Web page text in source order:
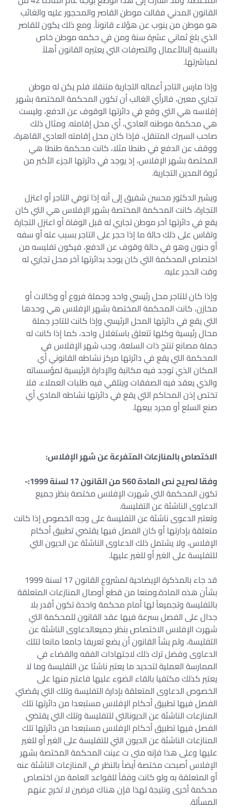
القانون المدني فقالت موطن القاصر والمحجور عليه والغائب
هو موطن من ينوب عن هؤلاء قانوناً. ومع ذلك يكون للقاصر
الذي بلغ ثماني عشرة سنة ومن في حكمه موطن خاص
بالنسبة إلىالأعمال والتصرفات التي يعتبره القانون أهلاً
لمباشرتها.
وإذا مارس التاجر أعماله التجارية متنقلا فلم يكن له موطن
تجاري معين، فالرأي الغالب أن تكون المحكمة المختصة بشهر
إفلاسه هي التي وقع في دائرتها الوقوف عن الدفع، وليست
هي محكمة موطنه العادي، أي محل إقامته. ومثال ذلك
صاحب السيرك المتنقل، فإذا كان محل إقامته العادي القاهرة،
ووقف عن الدفع في طنطا مثلا، كانت محكمة طنطا هي
المختصة بشهر الإفلاس، إذ يوجد في دائرتها الجزء الأكبر من
ثروة المدين التجارية.
ويشير الدكتور محسن شفيق إلى أنه إذا توفي التاجر أو اعتزل
التجارة، كانت المحكمة المختصة بشهر الإفلاس هي التي كان
يقع في دائرتها آخر موطن تجاري له قبل الوفاة أو اعتزل التجارة
وتقاس على ذلك حالة ما إذا حجر على التاجر بسبب عته أو سفه
أو جنون وهو في حالة وقوف عن الدفع، فيكون تفليسه من
اختصاص المحكمة التي كان يوجد بدائرتها آخر محل تجاري له
وقت الحجر عليه.
وإذا كان للتاجر محل رئيسي واحد وجملة فروع أو وكالات أو
مخازن، كانت المحكمة المختصة بشهر الإفلاس هي وحدها
التي يقع في دائرتها المحل الرئيسي وإذا كانت للتاجر جملة
محال رئيسية وكلها تتعلق باستغلال واحد، كما إذا كانت له
جملة مصانع تنتج ذات السلعة، وجب شهر الإفلاس في
المحكمة التي يقع في دائرتها مركز نشاطه القانوني أي
المكان الذي توجد فيه مكاتبة والإدارة الرئيسية لمؤسساته
والذي يعقد فيه الصفقات ويتلقي فيه طلبات العملاء. فلا
تختص إذن المحاكم التي يقع في دائرتها نشاطه المادي أي
صنع السلع أو مجرد بيعها.
الاختصاص بالمنازعات المتفرعة عن شهر الإفلاس:
وفقا لصريح نص المادة 560 من القانون 17 لسنة 1999:-
تكون المحكمة التي شهرت الإفلاس مختصة بنظر جميع
الدعاوى الناشئة عن التفليسة.
وتعتبر الدعوى ناشئة عن التفليسة على وجه الخصوص إذا كانت
متعلقة بإدارتها أو كان الفصل فيها يقتضي تطبيق أحكام
الإفلاس، ولا يشتمل ذلك الدعاوى الناشئة عن الديون التي
للتفليسة على الغير أو للغير عليها.
قد جاء بالمذكرة الإيضاحية لمشروع القانون 17 لسنة 1999
بشأن هذه المادة.ومنعا من قطع أوصال المنازعات المتعلقة
بالتفليسة وتجميعاً لها أمام محكمة واحدة تكون أقدر بلا
جدال على الفصل بسرعة فيها عقد القانون للمحكمة التي
شهرت الإفلاس الاختصاص بنظر جميعالدعاوى الناشئة عن
التفليسة، ولم يشأ القانون أن يضع تعريفا جامعا مانعا لتلك
الدعاوى وفضل ترك ذلك لاجتهادات الفقه والقضاء في
الممارسة العملية لتحديد ما يعتبر ناشئا عن التفليسة وما لا
يعتبر كذلك مكتفيا بالقاء الضوء عليها فاعتبر منها على
الخصوص الدعاوى المتعلقة بإدارة التفليسة وتلك التي يقضتي
الفصل فيها تطبيق أحكام الإفلاس مستبعدا من دائرتها تلك
المنازعات الناشئة عن الديونالتي للتفليسة وتلك التي يقتضي
الفصل فيها تطبيق أحكام الإفلاس مستبعدا من دائرتها تلك
المنازعات الناشئة عن الديون التي للتفليسة على الغير أو للغير
عليها وعلى هذا فإنه متى ت عينت المحكمة المختصة بشهر
الإفلاس أصبحت مختصة أيضاً بالنظر في المنازعات الناشئة عنه
أو المتعلقة به ولو كانت وفقاً للقواعد العامة من اختصاص
محكمة أخرى ونتيجة لهذا فإن هناك فرضين لا تخرج عنهم
المسألة.